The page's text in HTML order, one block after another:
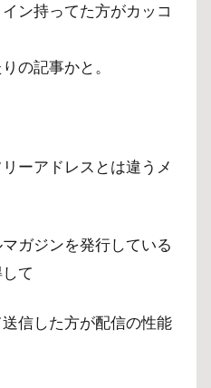
ン持ってた方がカッコ
の記事かと。
ーアドレスとは違うメ
ガジンを発行している
て
信した方が配信の性能